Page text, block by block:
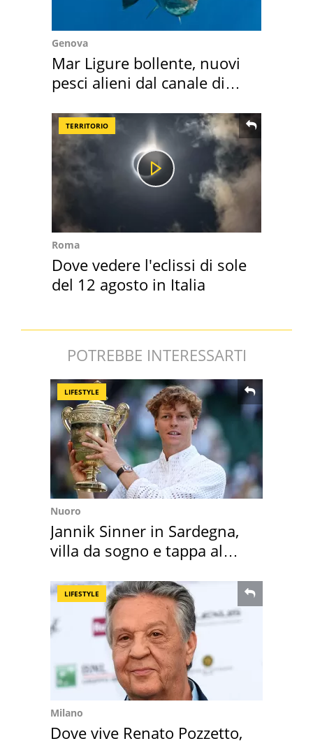
Genova
Mar Ligure bollente, nuovi
pesci alieni dal canale di
TERRITORIO
Roma
Dove vedere l'eclissi di sole
del 12 agosto in Italia
POTREBBE INTERESSARTI
LIFESTYLE
Nuoro
Jannik Sinner in Sardegna,
villa da sogno e tappa al
LIFESTYLE
Milano
Dove vive Renato Pozzetto,